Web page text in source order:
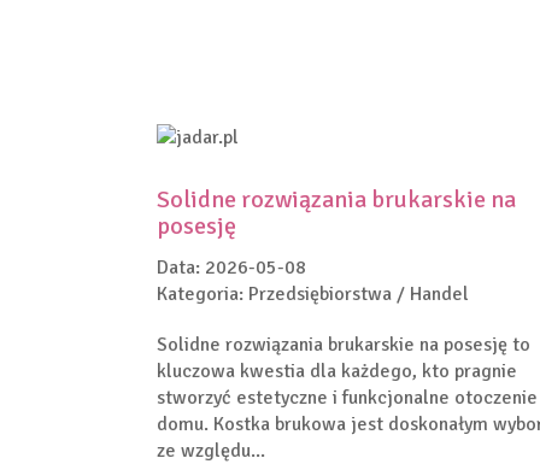
Solidne rozwiązania brukarskie na
posesję
Data: 2026-05-08
Kategoria: Przedsiębiorstwa / Handel
Solidne rozwiązania brukarskie na posesję to
kluczowa kwestia dla każdego, kto pragnie
stworzyć estetyczne i funkcjonalne otoczenie
domu. Kostka brukowa jest doskonałym
ze względu...